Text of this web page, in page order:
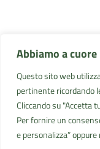
Abbiamo a
Questo sito web
pertinente ricordando
Cliccando su "Accetta
Per fornire un
e personalizza”